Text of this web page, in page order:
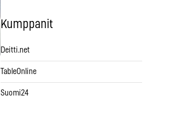
Kumppanit
Deitti.net
TableOnline
Suomi24